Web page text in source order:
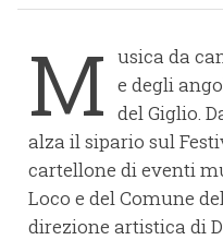
M usica da
e degli
del Giglio.
alza il sipario sul
cartellone di eventi
Loco e del Comune
direzione artistica di